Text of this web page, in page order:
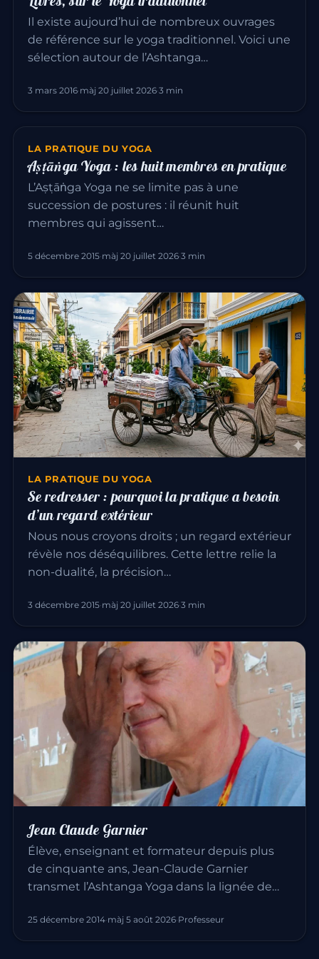
Il existe aujourd’hui de nombreux ouvrages
de référence sur le yoga traditionnel. Voici une
sélection autour de l’Ashtanga…
3 mars 2016·màj 20 juillet 2026·3 min
LA PRATIQUE DU YOGA
Aṣṭāṅga Yoga : les huit membres en pratique
L’Aṣṭāṅga Yoga ne se limite pas à une
succession de postures : il réunit huit
membres qui agissent…
5 décembre 2015·màj 20 juillet 2026·3 min
LA PRATIQUE DU YOGA
Se redresser : pourquoi la pratique a besoin
d’un regard extérieur
Nous nous croyons droits ; un regard extérieur
révèle nos déséquilibres. Cette lettre relie la
non-dualité, la précision…
3 décembre 2015·màj 20 juillet 2026·3 min
Jean Claude Garnier
Élève, enseignant et formateur depuis plus
de cinquante ans, Jean-Claude Garnier
transmet l’Ashtanga Yoga dans la lignée de…
25 décembre 2014·màj 5 août 2026·Professeur